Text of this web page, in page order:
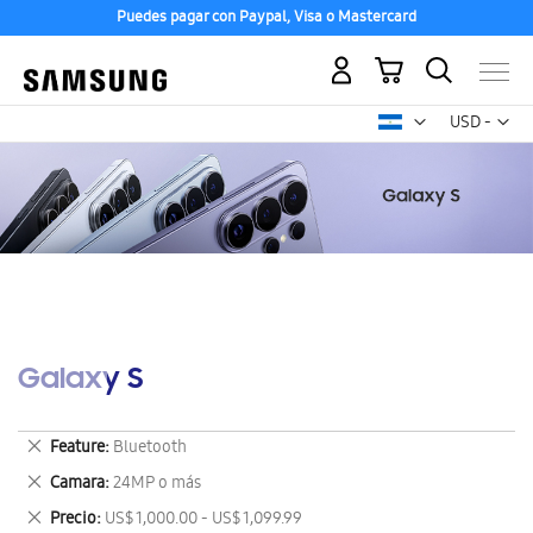
Puedes pagar con Paypal, Visa o Mastercard
USD -
dólar
Mi carrito
Galaxy S
Feature Bluetooth
Eliminar
este
artículo
Camara 24MP o más
Eliminar
este
Precio US$ 1,000.00 - US$ 1,099.99
Eliminar